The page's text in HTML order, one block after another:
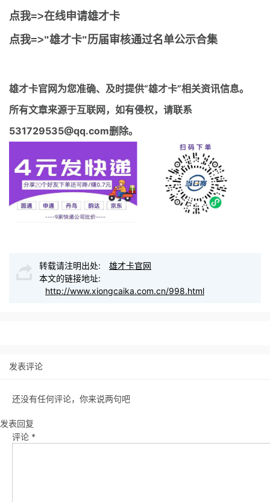
点我=>在线申请雄才卡
点我=>"雄才卡"历届审核通过名单公示合集
雄才卡官网为您准确、及时提供“雄才卡”相关资讯信息。
所有文章来源于互联网，如有侵权，请联系
531729535@qq.com删除。
转载请注明出处:
雄才卡官网
本文的链接地址:
http://www.xiongcaika.com.cn/998.html
发表评论
还没有任何评论，你来说两句吧
发表回复
评论 *